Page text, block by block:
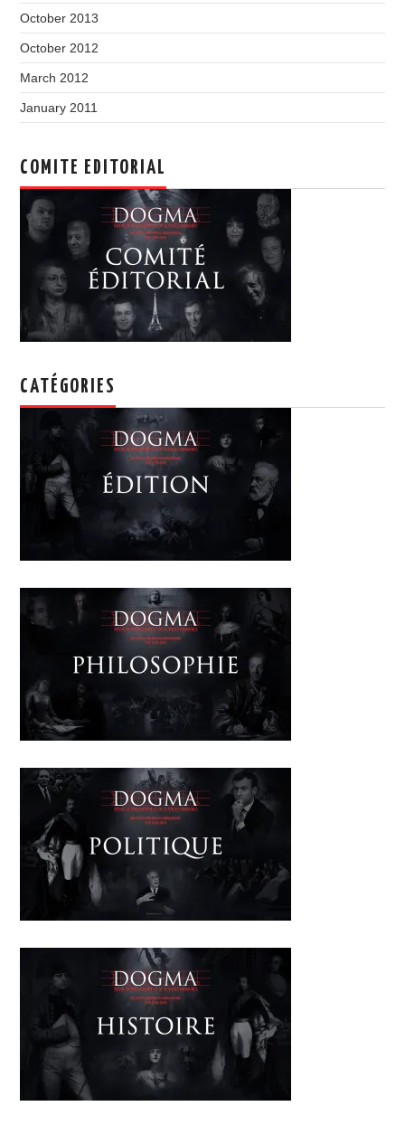
October 2013
October 2012
March 2012
January 2011
COMITE EDITORIAL
CATÉGORIES